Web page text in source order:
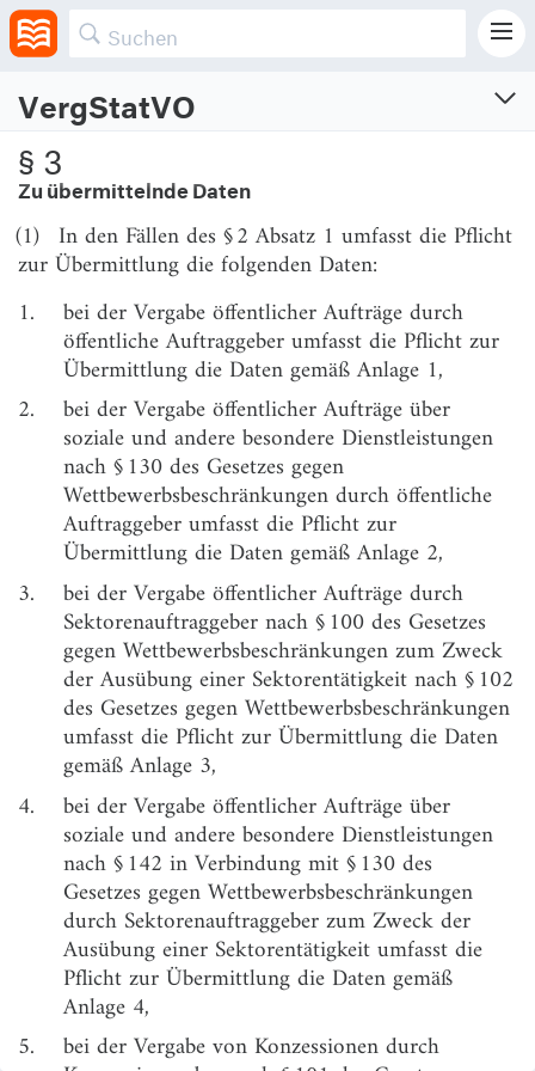
VergStatVO
Verordnung zur Statistik über die Vergabe öffentlicher Aufträge und Konzessionen
§ 1
Anwendungsbereich und Grundsätze der
Datenübermittlung
Art und Umfang der Datenübermittlung
Zu übermittelnde Daten
Statistische Aufbereitung und Übermittlung der
Daten; Veröffentlichung statistischer Auswertungen;
Datenbank
Datenübermittlung für die wissenschaftliche
Forschung
§ 6
Anwendungsbestimmung
Übergangsregelung
Anlage (zu § 3 Absatz 1 Nummer 1) Öffentlicher Auftrag
durch einen öffentlichen Auftraggeber
Anlage (zu § 3 Absatz 1 Nummer 2) Öffentlicher Auftrag
über eine soziale oder andere besondere
Dienstleistung durch einen öffentlichen
Auftraggeber
Anlage (zu § 3 Absatz 1 Nummer 3) Öffentlicher Auftrag
durch einen Sektorenauftraggeber
Anlage (zu § 3 Absatz 1 Nummer 4) Öffentlicher Auftrag
über eine soziale oder andere besondere
Dienstleistung durch einen Sektorenauftraggeber
5
(zu § 3 Absatz 1 Nummer 5) Konzession durch
einen Konzessionsgeber
durch Auslandsdienststellen von Auftraggebern.
§ 3
Zu übermittelnde Daten
(1) In den Fällen des § 2 Absatz 1 umfasst die Pflicht
zur Übermittlung die folgenden Daten:
1.
bei der Vergabe öffentlicher Aufträge durch
öffentliche Auftraggeber umfasst die Pflicht zur
Übermittlung die Daten gemäß Anlage 1,
2.
bei der Vergabe öffentlicher Aufträge über
soziale und andere besondere Dienstleistungen
nach § 130 des Gesetzes gegen
Wettbewerbsbeschränkungen durch öffentliche
Auftraggeber umfasst die Pflicht zur
Übermittlung die Daten gemäß Anlage 2,
3.
bei der Vergabe öffentlicher Aufträge durch
Sektorenauftraggeber nach § 100 des Gesetzes
gegen Wettbewerbsbeschränkungen zum Zweck
der Ausübung einer Sektorentätigkeit nach § 102
des Gesetzes gegen Wettbewerbsbeschränkungen
umfasst die Pflicht zur Übermittlung die Daten
gemäß Anlage 3,
4.
bei der Vergabe öffentlicher Aufträge über
soziale und andere besondere Dienstleistungen
nach § 142 in Verbindung mit § 130 des
Gesetzes gegen Wettbewerbsbeschränkungen
durch Sektorenauftraggeber zum Zweck der
Ausübung einer Sektorentätigkeit umfasst die
Pflicht zur Übermittlung die Daten gemäß
Anlage 4,
5.
bei der Vergabe von Konzessionen durch